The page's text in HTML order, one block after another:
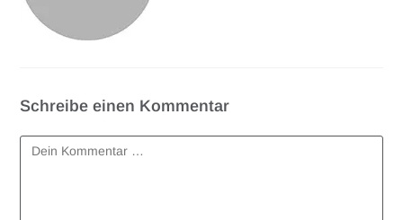
Schreibe einen Kommentar